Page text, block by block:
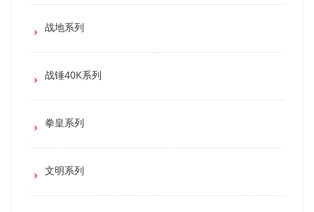
战地系列
战锤40K系列
拳皇系列
文明系列